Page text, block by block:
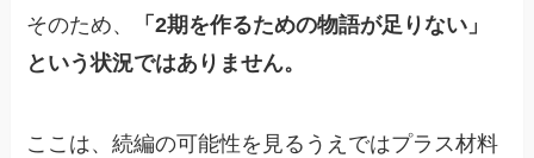
そのため、
「2期を作るための物語が足りない」
という状況ではありません。
ここは、続編の可能性を見るうえではプラス材料